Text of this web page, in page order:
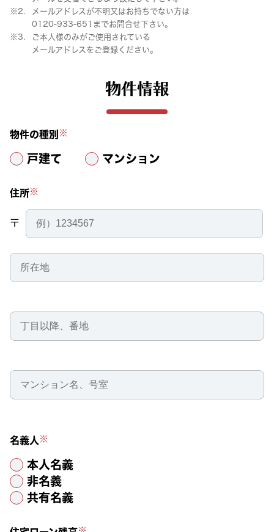
メールアドレスが不明又はお持ちでない方は
0120-933-651
までお問合せ下さい。
ご本人様のみがご使用されている
メールアドレスをご登録ください。
物件情報
物件の種別 ※
戸建て マンション
住所※
〒
名義人 ※
本人名義
非名義
共有名義